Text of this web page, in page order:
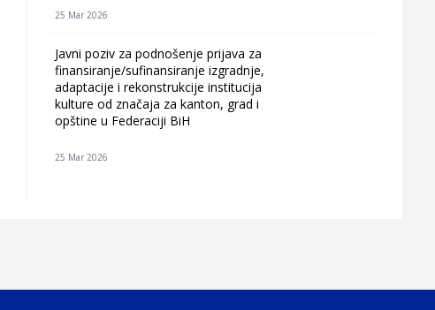
25 Mar 2026
Javni poziv za podnošenje prijava za
finansiranje/sufinansiranje izgradnje,
adaptacije i rekonstrukcije institucija
kulture od značaja za kanton, grad i
opštine u Federaciji BiH
25 Mar 2026